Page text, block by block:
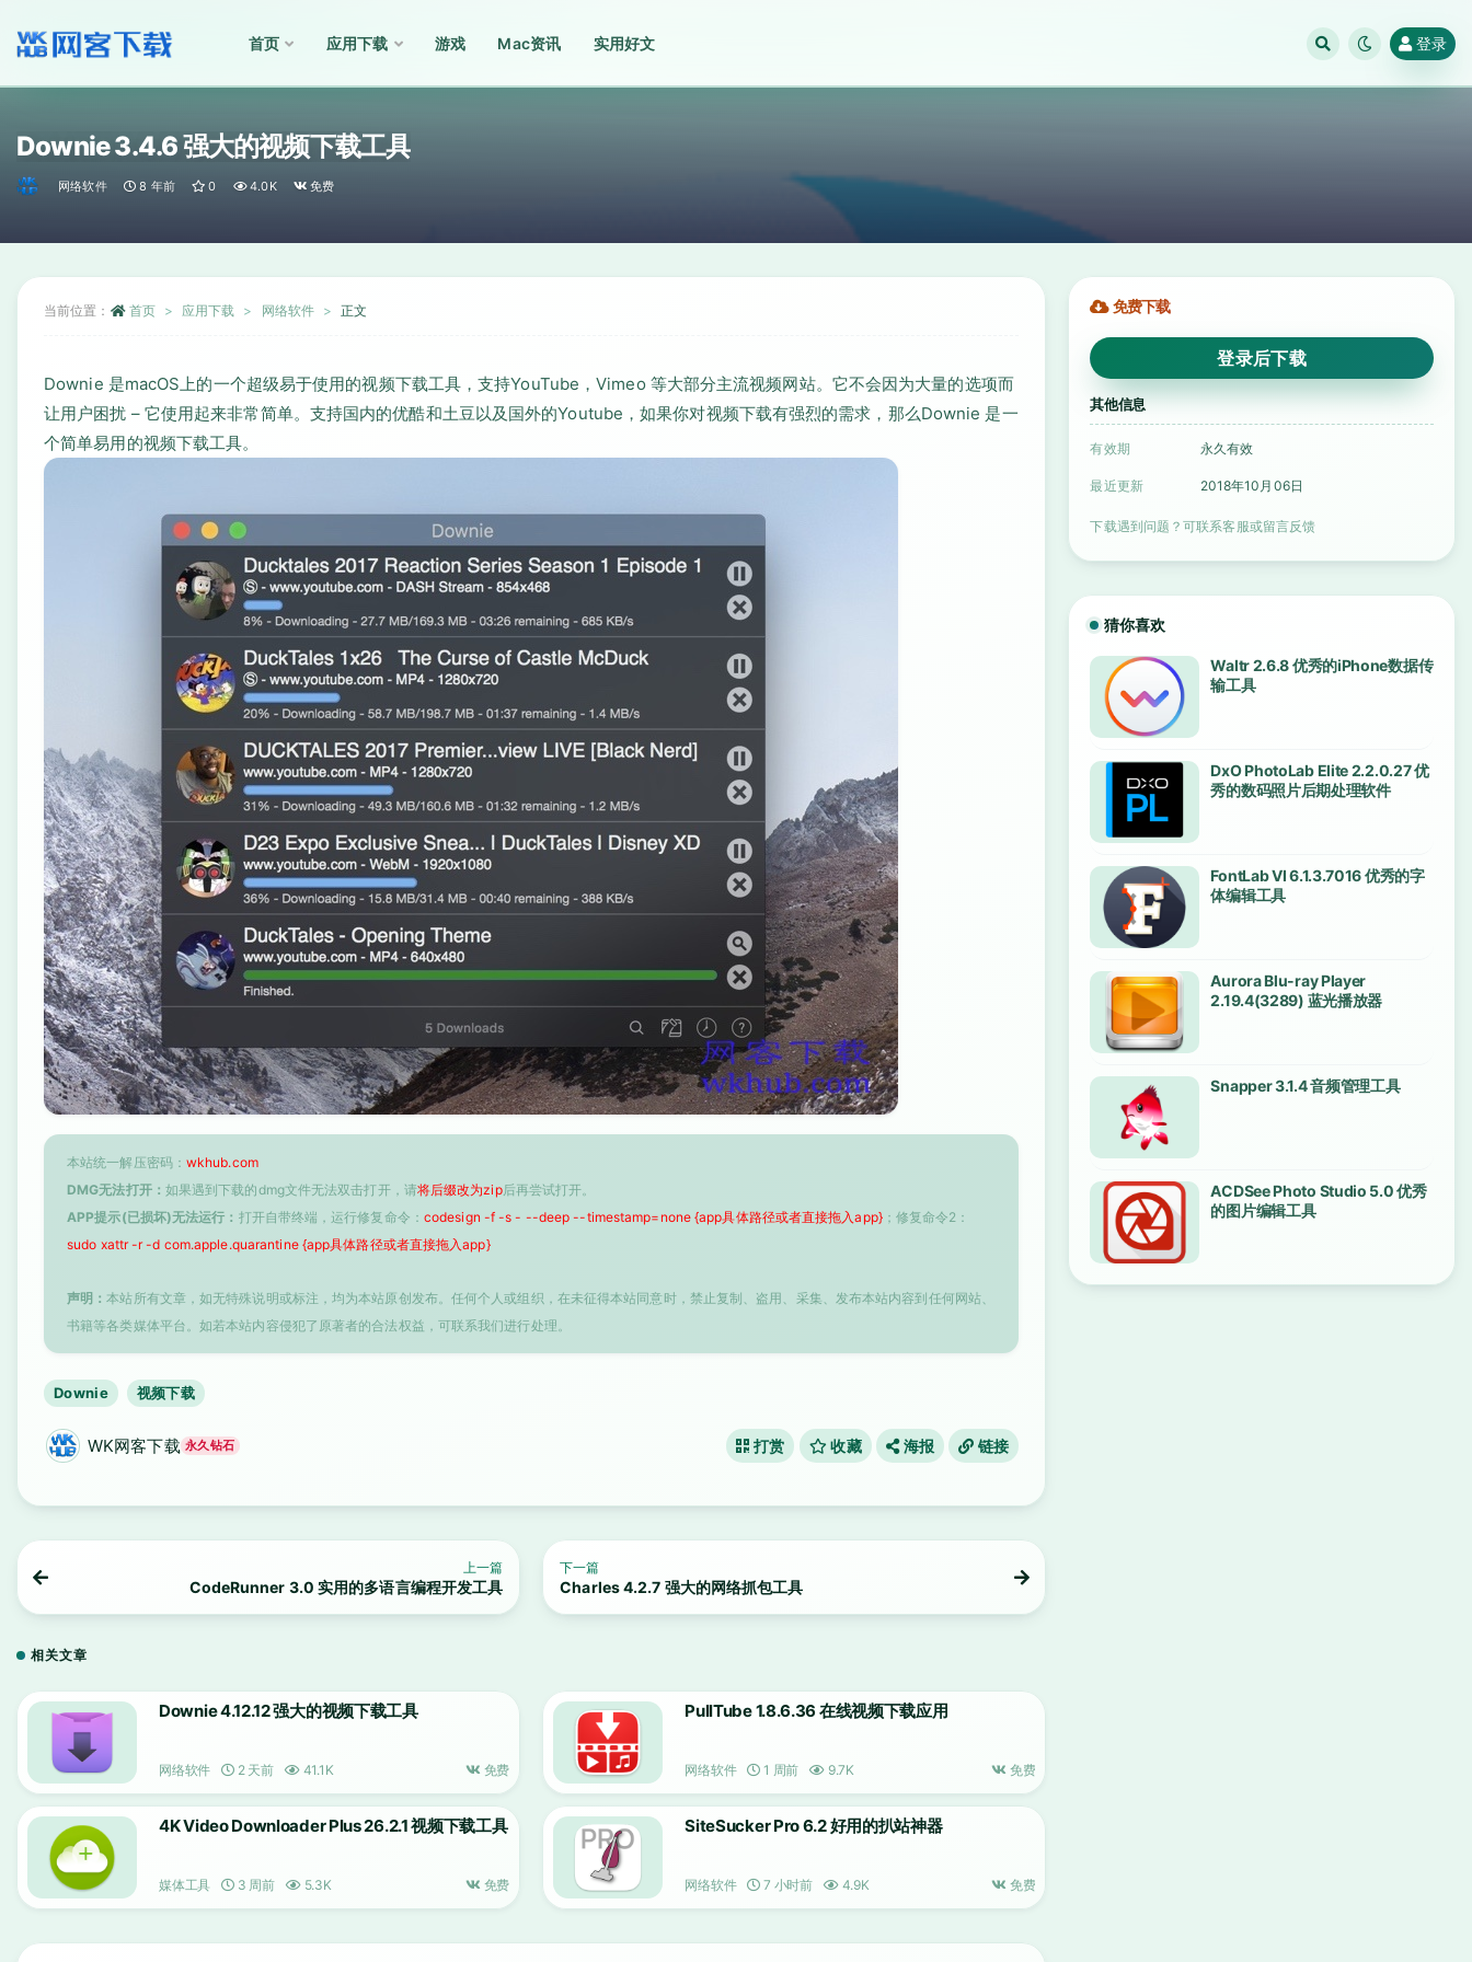
首页 应用下载 游戏 Mac资讯 实用好文 登录
Downie 3.4.6 强大的视频下载工具
网络软件 8 年前 0 4.0K 免费
当前位置： 首页 应用下载 网络软件 正文
Downie 是macOS上的一个超级易于使用的视频下载工具，支持YouTube，Vimeo 等大部分主流视频网站。它不会因为大量的选项而
让用户困扰 – 它使用起来非常简单。支持国内的优酷和土豆以及国外的Youtube，如果你对视频下载有强烈的需求，那么Downie 是一
个简单易用的视频下载工具。
本站统一解压密码： wkhub.com
DMG无法打开： 如果遇到下载的dmg文件无法双击打开，请将后缀改为zip后再尝试打开。
APP提示(已损坏)无法运行： 打开自带终端，运行修复命令： codesign -f -s - --deep --timestamp=none {app具体路径或者直接拖入app}；修复命令2：
sudo xattr -r -d com.apple.quarantine {app具体路径或者直接拖入app}
声明：本站所有文章，如无特殊说明或标注，均为本站原创发布。任何个人或组织，在未征得本站同意时，禁止复制、盗用、采集、发布本站内容到任何网站、
书籍等各类媒体平台。如若本站内容侵犯了原著者的合法权益，可联系我们进行处理。
Downie 视频下载
WK网客下载 永久钻石 打赏 收藏 海报 链接
上一篇
CodeRunner 3.0 实用的多语言编程开发工具
下一篇
Charles 4.2.7 强大的网络抓包工具
相关文章
Downie 4.12.12 强大的视频下载工具
网络软件 2 天前 41.1K 免费
PullTube 1.8.6.36 在线视频下载应用
网络软件 1 周前 9.7K 免费
4K Video Downloader Plus 26.2.1 视频下载工具
媒体工具 3 周前 5.3K 免费
SiteSucker Pro 6.2 好用的扒站神器
网络软件 7 小时前 4.9K 免费
免费下载
登录后下载
其他信息
有效期 永久有效
最近更新 2018年10月06日
下载遇到问题？可联系客服或留言反馈
猜你喜欢
Waltr 2.6.8 优秀的iPhone数据传
输工具
DxO PhotoLab Elite 2.2.0.27 优
秀的数码照片后期处理软件
FontLab VI 6.1.3.7016 优秀的字
体编辑工具
Aurora Blu-ray Player
2.19.4(3289) 蓝光播放器
Snapper 3.1.4 音频管理工具
ACDSee Photo Studio 5.0 优秀
的图片编辑工具